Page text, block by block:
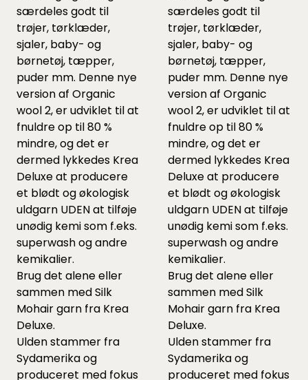
særdeles godt til
trøjer, tørklæder,
sjaler, baby- og
børnetøj, tæpper,
puder mm. Denne nye
version af Organic
wool 2, er udviklet til at
fnuldre op til 80 %
mindre, og det er
dermed lykkedes Krea
Deluxe at producere
et blødt og økologisk
uldgarn UDEN at tilføje
unødig kemi som f.eks.
superwash og andre
kemikalier.
Brug det alene eller
sammen med Silk
Mohair garn fra Krea
Deluxe.
Ulden stammer fra
Sydamerika og
produceret med fokus
særdeles godt til
trøjer, tørklæder,
sjaler, baby- og
børnetøj, tæpper,
puder mm. Denne nye
version af Organic
wool 2, er udviklet til at
fnuldre op til 80 %
mindre, og det er
dermed lykkedes Krea
Deluxe at producere
et blødt og økologisk
uldgarn UDEN at tilføje
unødig kemi som f.eks.
superwash og andre
kemikalier.
Brug det alene eller
sammen med Silk
Mohair garn fra Krea
Deluxe.
Ulden stammer fra
Sydamerika og
produceret med fokus